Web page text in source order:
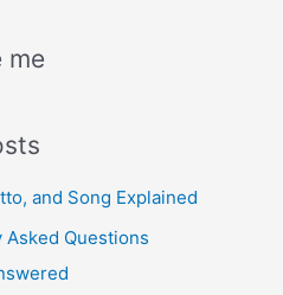
me
and Song Explained
Questions